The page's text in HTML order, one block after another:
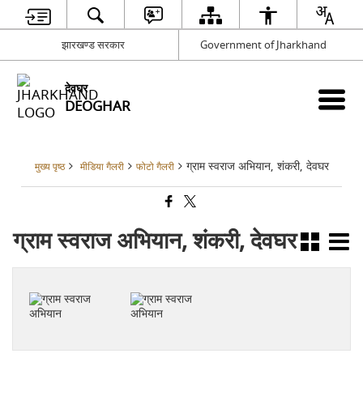
झारखण्ड सरकार Government of Jharkhand
देवघर
DEOGHAR
मुख्य पृष्ठ मीडिया गैलरी फोटो गैलरी ग्राम स्वराज अभियान, शंकरी, देवघर
ग्राम स्वराज अभियान, शंकरी, देवघर